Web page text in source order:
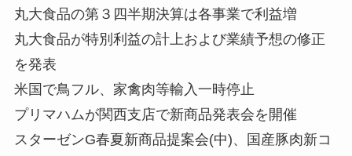
丸大食品の第３四半期決算は各事業で利益増
丸大食品が特別利益の計上および業績予想の修正
を発表
米国で鳥フル、家禽肉等輸入一時停止
プリマハムが関西支店で新商品発表会を開催
スターゼンG春夏新商品提案会(中)、国産豚肉新コ